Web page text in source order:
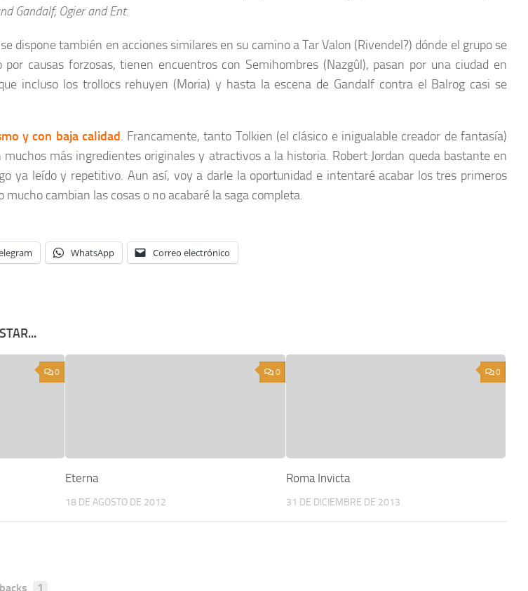
Gandalf, Ogier and Ent.
dispone también en acciones similares en su camino a Tar Valon (Rivendel?) dónde el grupo se
causas forzosas, tienen encuentros con Semihombres (Nazgûl), pasan por una ciudad en
incluso los trollocs rehuyen (Moria) y hasta la escena de Gandalf contra el Balrog casi se
y con baja calidad. Francamente, tanto Tolkien (el clásico e inigualable creador de fantasía)
muchos más ingredientes originales y atractivos a la historia. Robert Jordan queda bastante en
ya leído y repetitivo. Aun así, voy a darle la oportunidad e intentaré acabar los tres primeros
cambian las cosas o no acabaré la saga completa.
WhatsApp Correo electrónico
0 0
Eterna
18 DE AGOSTO DE 2012
0
Roma Invicta
31 DE DICIEMBRE DE 2013
1